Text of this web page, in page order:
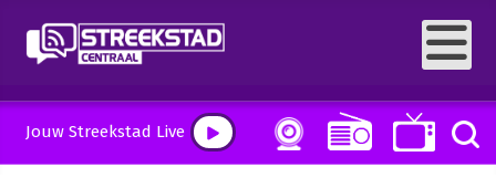
Jouw Streekstad Live